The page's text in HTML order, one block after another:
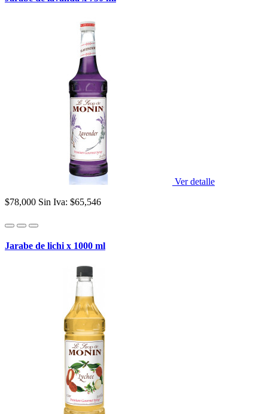
Ver detalle
$78,000 Sin Iva: $65,546
Jarabe de lichi x 1000 ml